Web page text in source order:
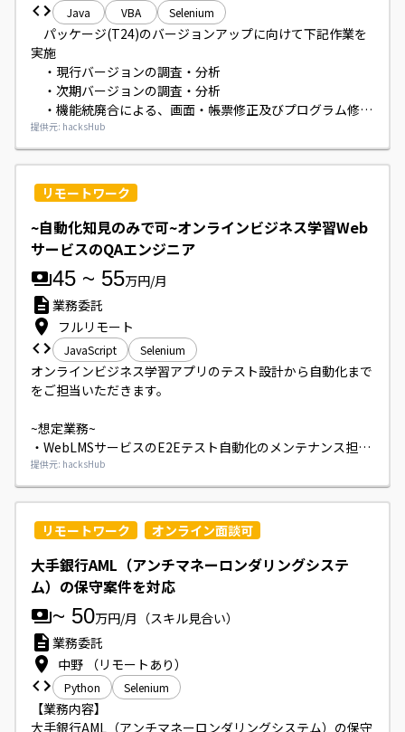
Java VBA Selenium
パッケージ(T24)のバージョンアップに向けて下記作業を
実施
・現行バージョンの調査・分析
・次期バージョンの調査・分析
・機能統廃合による、画面・帳票修正及びプログラム修正
(言語：InfoBasic及びJava)
・各フェーズにおけるテスト実施
・テスト用ツール改修
(Selenium、言語：Java、VBA)
提供元: hacksHub
リモートワーク
~自動化知見のみで可~オンラインビジネス学習Web
サービスのQAエンジニア
45 ~ 55万円/月
業務委託
フルリモート
JavaScript Selenium
オンラインビジネス学習アプリのテスト設計から自動化まで
をご担当いただきます。
~想定業務~
・WebLMSサービスのE2Eテスト自動化のメンテナンス担当
（ツールはMagicPod）
提供元: hacksHub
リモートワーク オンライン面談可
大手銀行AML（アンチマネーロンダリングシステ
ム）の保守案件を対応
~ 50万円/月 （スキル見合い）
業務委託
中野 （リモートあり）
Python Selenium
【業務内容】
大手銀行AML（アンチマネーロンダリングシステム）の保守